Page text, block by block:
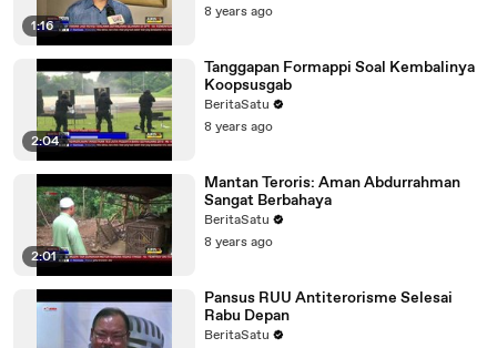
1:16
8 years ago
2:04
Tanggapan Formappi Soal Kembalinya
Koopsusgab
BeritaSatu
8 years ago
2:01
Mantan Teroris: Aman Abdurrahman
Sangat Berbahaya
BeritaSatu
8 years ago
Pansus RUU Antiterorisme Selesai
Rabu Depan
BeritaSatu